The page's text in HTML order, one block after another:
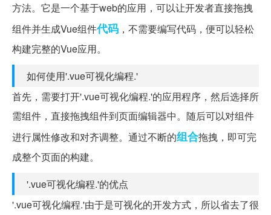
方法。它是一个基于web的应用，可以让开发者直接拖拽
组件并生成Vue组件代码 ，不需要编写代码，便可以轻松
构建完整的Vue应用。
如何使用'.vue可视化编程.'
首先，需要打开'.vue可视化编程.'的应用程序，然后选择所
需组件，直接拖拽组件到页面编辑器中。随后可以对组件
进行属性修改和对齐调整。通过不断的组合拖拽，即可完
成整个页面的构建。
'.vue可视化编程.'的优点
'.vue可视化编程.'由于是可视化的开发方式，所以省去了很